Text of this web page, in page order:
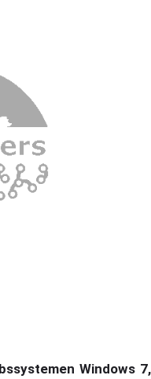
Windows 7,